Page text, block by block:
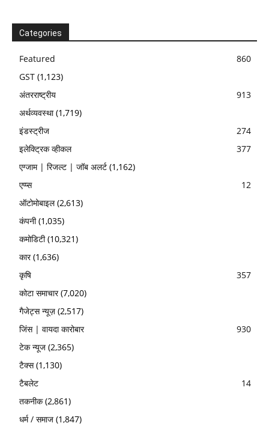
Categories
Featured
860
GST (1,123)
अंतरराष्ट्रीय
913
अर्थव्यवस्था(1,719)
इंडस्ट्रीज
274
इलेक्ट्रिक व्हीकल
377
एग्जाम | रिजल्ट | जॉब अलर्ट (1,162)
एप्प्स
12
ऑटोमोबाइल(2,613)
कंपनी(1,035)
कमोडिटी(10,321)
कार(1,636)
कृषि
357
कोटा समाचार(7,020)
गैजेट्स न्यूज़ (2,517)
जिंस | वायदा कारोबार
930
टेक न्यूज (2,365)
टैक्स(1,130)
टैबलेट
14
तकनीक(2,861)
धर्म / समाज (1,847)